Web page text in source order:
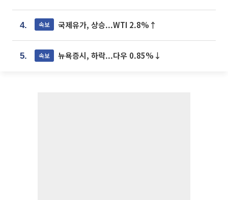
4. 속보 국제유가, 상승...WTI 2.8%↑
5. 속보 뉴욕증시, 하락...다우 0.85%↓